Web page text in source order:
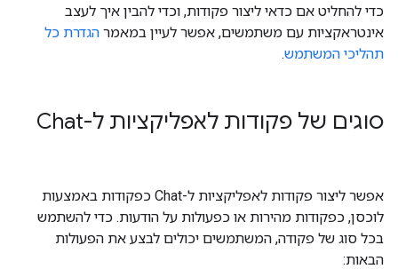
כדי להחליט אם כדאי ליצור פקודות, וכדי להבין איך לעצב
אינטראקציות עם משתמשים, אפשר לעיין במאמר הגדרת כל
תהליכי המשתמש.
סוגים של פקודות לאפליקציות ל-Chat
אפשר ליצור פקודות לאפליקציות ל-Chat כפקודות באמצעות
לוכסן, כפקודות מהירות או כפעולות על הודעות. כדי להשתמש
בכל סוג של פקודה, המשתמשים יכולים לבצע את הפעולות
הבאות: